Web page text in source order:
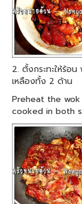
2. ตั้งกระทะให้ร้อ
เหลืองทั้ง 2 ด้าน
Preheat the
cooked in both